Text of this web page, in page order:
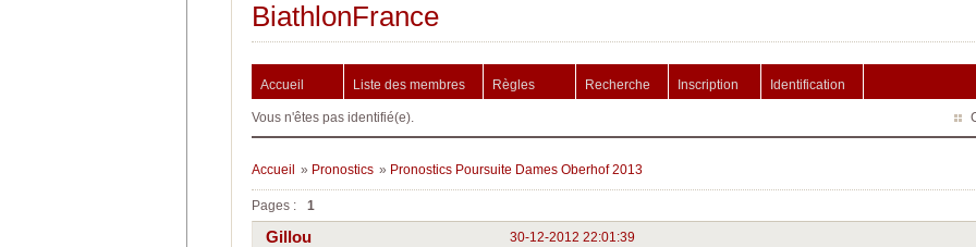
BiathlonFrance
Accueil Liste des membres Règles Recherche Inscription Identification
Vous n'êtes pas identifié(e).
Accueil » Pronostics » Pronostics Poursuite Dames Oberhof 2013
Pages : 1
30-12-2012 22:01:39
Gillou